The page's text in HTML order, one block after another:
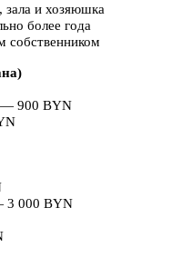
зала и хозяюшка
более года
собственником
— 900 BYN
3 000 BYN